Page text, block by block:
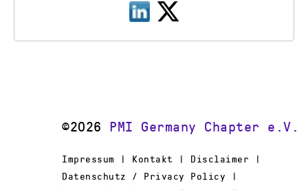
©2026 PMI Germany Chapter e.V.
Impressum | Kontakt | Disclaimer |
Datenschutz / Privacy Policy |